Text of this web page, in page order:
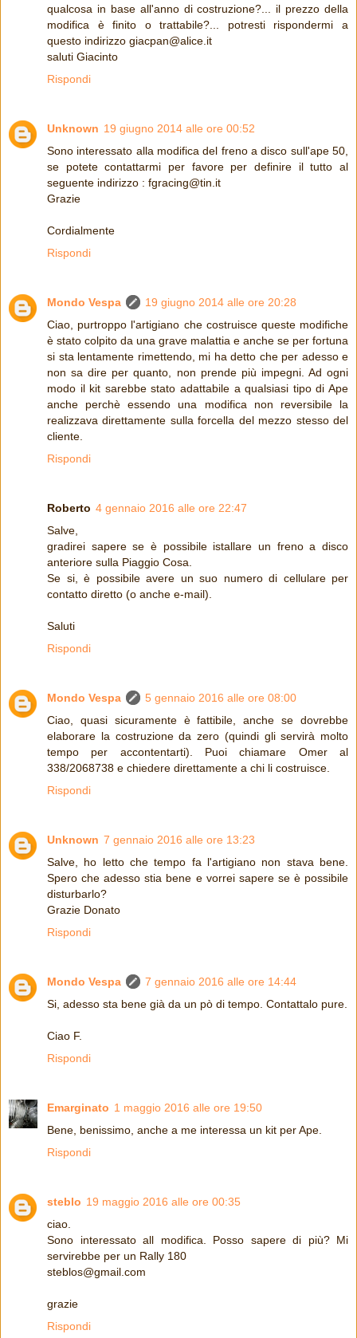
qualcosa in base all'anno di costruzione?... il prezzo della
modifica è finito o trattabile?... potresti rispondermi a
questo indirizzo giacpan@alice.it
saluti Giacinto
Rispondi
Unknown 19 giugno 2014 alle ore 00:52
Sono interessato alla modifica del freno a disco sull'ape 50,
se potete contattarmi per favore per definire il tutto al
seguente indirizzo : fgracing@tin.it
Grazie
Cordialmente
Rispondi
Mondo Vespa
19 giugno 2014 alle ore 20:28
Ciao, purtroppo l'artigiano che costruisce queste modifiche
è stato colpito da una grave malattia e anche se per fortuna
si sta lentamente rimettendo, mi ha detto che per adesso e
non sa dire per quanto, non prende più impegni. Ad ogni
modo il kit sarebbe stato adattabile a qualsiasi tipo di Ape
anche perchè essendo una modifica non reversibile la
realizzava direttamente sulla forcella del mezzo stesso del
cliente.
Rispondi
Roberto 4 gennaio 2016 alle ore 22:47
Salve,
gradirei sapere se è possibile istallare un freno a disco
anteriore sulla Piaggio Cosa.
Se si, è possibile avere un suo numero di cellulare per
contatto diretto (o anche e-mail).
Saluti
Rispondi
Mondo Vespa
5 gennaio 2016 alle ore 08:00
Ciao, quasi sicuramente è fattibile, anche se dovrebbe
elaborare la costruzione da zero (quindi gli servirà molto
tempo per accontentarti). Puoi chiamare Omer al
338/2068738 e chiedere direttamente a chi li costruisce.
Rispondi
Unknown 7 gennaio 2016 alle ore 13:23
Salve, ho letto che tempo fa l'artigiano non stava bene.
Spero che adesso stia bene e vorrei sapere se è possibile
disturbarlo?
Grazie Donato
Rispondi
Mondo Vespa
7 gennaio 2016 alle ore 14:44
Si, adesso sta bene già da un pò di tempo. Contattalo pure.
Ciao F.
Rispondi
Emarginato 1 maggio 2016 alle ore 19:50
Bene, benissimo, anche a me interessa un kit per Ape.
Rispondi
steblo 19 maggio 2016 alle ore 00:35
ciao.
Sono interessato all modifica. Posso sapere di più? Mi
servirebbe per un Rally 180
steblos@gmail.com
grazie
Rispondi